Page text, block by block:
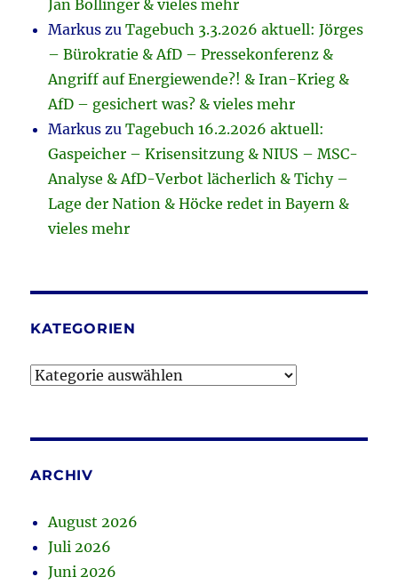
Jan Bollinger & vieles mehr
Markus zuTagebuch 3.3.2026 aktuell: Jörges
– Bürokratie & AfD – Pressekonferenz &
Angriff auf Energiewende?! & Iran-Krieg &
AfD – gesichert was? & vieles mehr
Markus zuTagebuch 16.2.2026 aktuell:
Gaspeicher – Krisensitzung & NIUS – MSC-
Analyse & AfD-Verbot lächerlich & Tichy –
Lage der Nation & Höcke redet in Bayern &
vieles mehr
KATEGORIEN
Kategorien
ARCHIV
August 2026
Juli 2026
Juni 2026